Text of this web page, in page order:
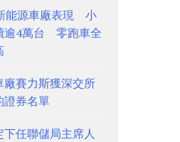
能源車廠表現 小
逾4萬台 零跑車全
賽力斯獲深交所
證券名單
任聯儲局主席人